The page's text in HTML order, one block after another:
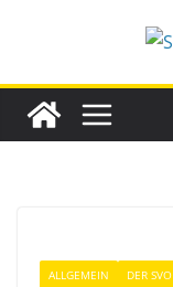
ALLGEMEIN DER SVO